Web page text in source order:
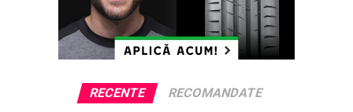
Naţiunilor, care presupune disputarea a două runde
(semifinală şi finală) împotriva unei adversare care
urmează să fie desemnată. Tragerea la sorţi pentru acest
RECENTE RECOMANDATE